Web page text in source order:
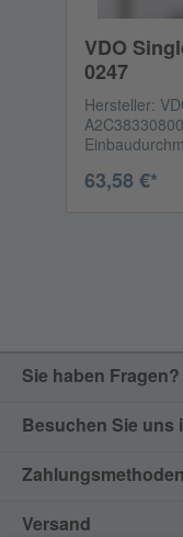
VDO
0247
Hersteller:
to +60A DC
63,58 €*
Sie haben Fragen?
Besuchen Sie uns
Zahlungsmethoden
Versand